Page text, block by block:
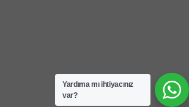
Yardıma mı ihtiyacınız
var?